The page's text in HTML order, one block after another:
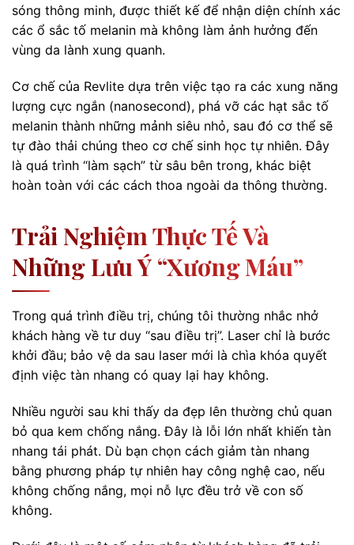
sóng thông minh, được thiết kế để nhận diện chính xác
các ổ sắc tố melanin mà không làm ảnh hưởng đến
vùng da lành xung quanh.
Cơ chế của Revlite dựa trên việc tạo ra các xung năng
lượng cực ngắn (nanosecond), phá vỡ các hạt sắc tố
melanin thành những mảnh siêu nhỏ, sau đó cơ thể sẽ
tự đào thải chúng theo cơ chế sinh học tự nhiên. Đây
là quá trình “làm sạch” từ sâu bên trong, khác biệt
hoàn toàn với các cách thoa ngoài da thông thường.
Trải Nghiệm Thực Tế Và
Những Lưu Ý “xương Máu”
Trong quá trình điều trị, chúng tôi thường nhắc nhở
khách hàng về tư duy “sau điều trị”. Laser chỉ là bước
khởi đầu; bảo vệ da sau laser mới là chìa khóa quyết
định việc tàn nhang có quay lại hay không.
Nhiều người sau khi thấy da đẹp lên thường chủ quan
bỏ qua kem chống nắng. Đây là lỗi lớn nhất khiến tàn
nhang tái phát. Dù bạn chọn cách giảm tàn nhang
bằng phương pháp tự nhiên hay công nghệ cao, nếu
không chống nắng, mọi nỗ lực đều trở về con số
không.